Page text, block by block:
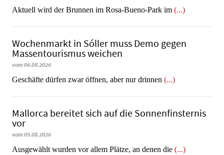
Aktuell wird der Brunnen im Rosa-Bueno-Park im (...)
Wochenmarkt in Sóller muss Demo gegen
Massentourismus weichen
vom 06.08.2026
Geschäfte dürfen zwar öffnen, aber nur drinnen (...)
Mallorca bereitet sich auf die Sonnenfinsternis
vor
vom 05.08.2026
Ausgewählt wurden vor allem Plätze, an denen die (...)